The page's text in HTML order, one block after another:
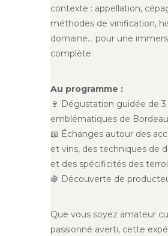
contexte : appellation,
méthodes de vinification,
domaine… pour une
complète.
Au programme :
🍷 Dégustation guidée de 3
emblématiques de
📖 Échanges autour des
et vins, des techniques de
et des spécificités des
🍇 Découverte de
Que vous soyez amateur
passionné averti, cette